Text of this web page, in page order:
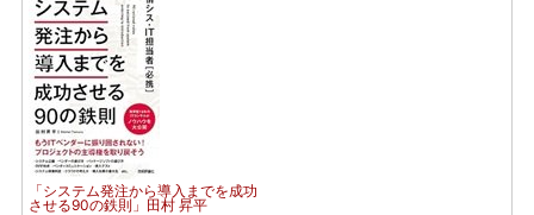
「システム発注から導入までを成功
させる90の鉄則」田村 昇平